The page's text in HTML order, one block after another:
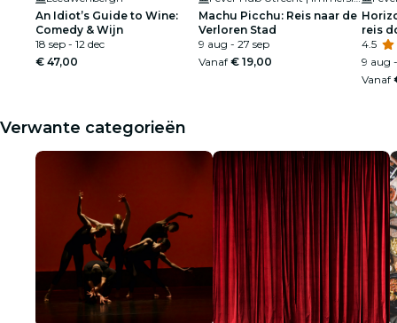
An Idiot’s Guide to Wine:
Comedy & Wijn
18 sep - 12 dec
€ 47,00
Machu Picchu: Reis naar de
Verloren Stad
9 aug - 27 sep
Vanaf € 19,00
reis
4.5
9 aug
Vanaf
Verwante categorieën